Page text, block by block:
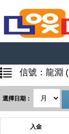
信號：龍淵
選擇日期：
入金